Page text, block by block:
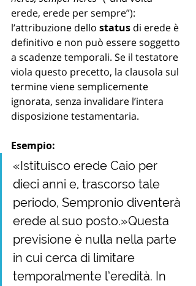
erede, erede per sempre”):
l’attribuzione dello status di erede è
definitivo e non può essere soggetto
a scadenze temporali. Se il testatore
viola questo precetto, la clausola sul
termine viene semplicemente
ignorata, senza invalidare l’intera
disposizione testamentaria.
Esempio:
«Istituisco erede Caio per
dieci anni e, trascorso tale
periodo, Sempronio diventerà
erede al suo posto.»Questa
previsione è nulla nella parte
in cui cerca di limitare
temporalmente l’eredità. In